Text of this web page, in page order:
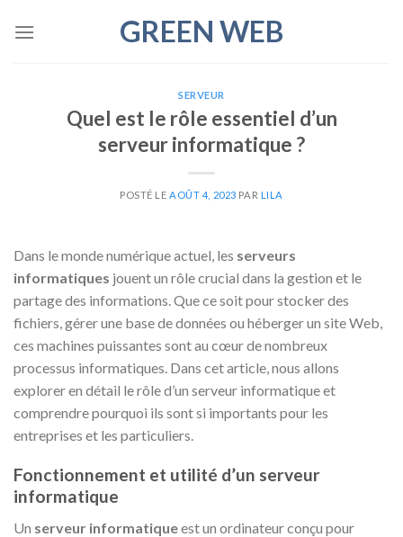
GREEN WEB
SERVEUR
Quel est le rôle essentiel d’un
serveur informatique ?
POSTÉ LE AOÛT 4, 2023 PAR LILA
Dans le monde numérique actuel, les serveurs
informatiques jouent un rôle crucial dans la gestion et le
partage des informations. Que ce soit pour stocker des
fichiers, gérer une base de données ou héberger un site Web,
ces machines puissantes sont au cœur de nombreux
processus informatiques. Dans cet article, nous allons
explorer en détail le rôle d’un serveur informatique et
comprendre pourquoi ils sont si importants pour les
entreprises et les particuliers.
Fonctionnement et utilité d’un serveur
informatique
Un serveur informatiqueest un ordinateur conçu pour